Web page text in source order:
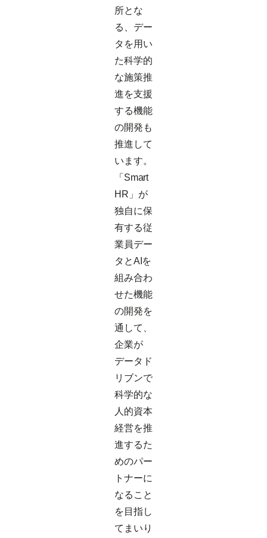
所とな
る、デー
タを用い
た科学的
な施策推
進を支援
する機能
の開発も
推進して
います。
「Smart
HR」が
独自に保
有する従
業員デー
タとAIを
組み合わ
せた機能
の開発を
通して、
企業が
データド
リブンで
科学的な
人的資本
経営を推
進するた
めのパー
トナーに
なること
を目指し
てまいり